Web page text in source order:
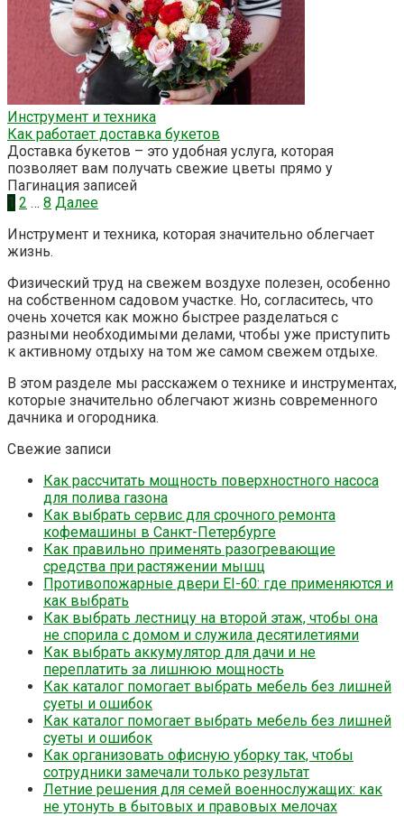
Инструмент и техника
Как работает доставка букетов
Доставка букетов – это удобная услуга, которая
позволяет вам получать свежие цветы прямо у
Пагинация записей
1 2 … 8 Далее
Инструмент и техника, которая значительно облегчает
жизнь.
Физический труд на свежем воздухе полезен, особенно
на собственном садовом участке. Но, согласитесь, что
очень хочется как можно быстрее разделаться с
разными необходимыми делами, чтобы уже приступить
к активному отдыху на том же самом свежем отдыхе.
В этом разделе мы расскажем о технике и инструментах,
которые значительно облегчают жизнь современного
дачника и огородника.
Свежие записи
Как рассчитать мощность поверхностного насоса
для полива газона
Как выбрать сервис для срочного ремонта
кофемашины в Санкт-Петербурге
Как правильно применять разогревающие
средства при растяжении мышц
Противопожарные двери EI-60: где применяются и
как выбрать
Как выбрать лестницу на второй этаж, чтобы она
не спорила с домом и служила десятилетиями
Как выбрать аккумулятор для дачи и не
переплатить за лишнюю мощность
Как каталог помогает выбрать мебель без лишней
суеты и ошибок
Как каталог помогает выбрать мебель без лишней
суеты и ошибок
Как организовать офисную уборку так, чтобы
сотрудники замечали только результат
Летние решения для семей военнослужащих: как
не утонуть в бытовых и правовых мелочах